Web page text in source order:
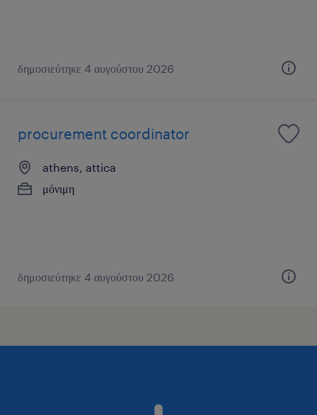
δημοσιεύτηκε 4 αυγούστου 2026
procurement coordinator
athens, attica
μόνιμη
δημοσιεύτηκε 4 αυγούστου 2026